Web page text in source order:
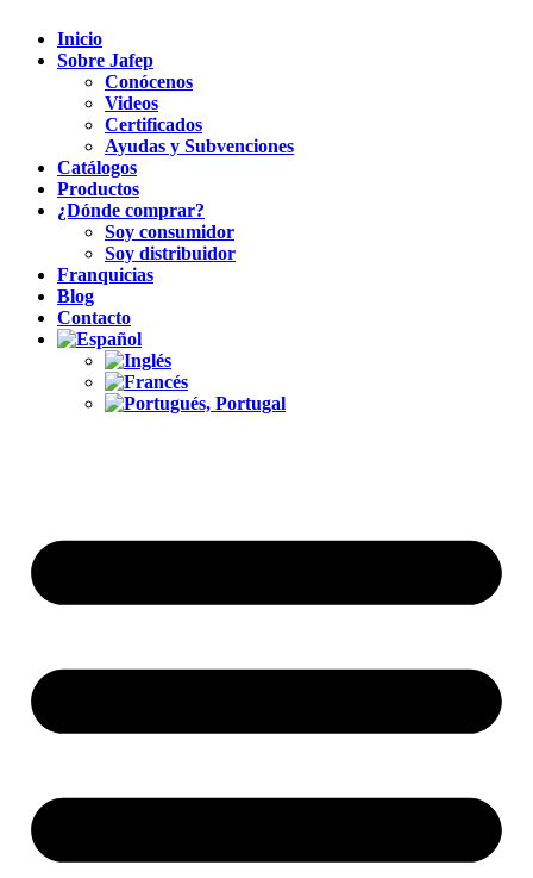
Inicio
Sobre Jafep
Conócenos
Videos
Certificados
Ayudas y Subvenciones
Catálogos
Productos
¿Dónde comprar?
Soy consumidor
Soy distribuidor
Franquicias
Blog
Contacto